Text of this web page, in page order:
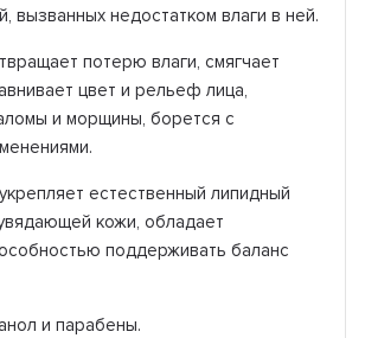
вызванных недостатком влаги в ней.
потерю влаги, смягчает
цвет и рельеф лица,
и морщины, борется с
естественный липидный
кожи, обладает
поддерживать баланс
и парабены.